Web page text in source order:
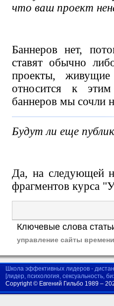
что ваш проект
Баннеров нет,
ставят обычно
проекты,
относится к этим
баннеров мы сочли
Будут ли еще
Да, на следующей
фрагментов курса
Ключевые слова
управление сайты
Школа эффективных лидеров -
[лидер, психология, сексуальность,
Copyright © Евгений Гильбо 1989 –